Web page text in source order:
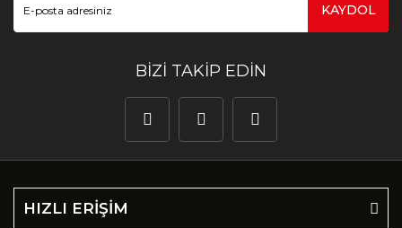
KAYDOL
BİZİ TAKİP EDİN
HIZLI ERİŞİM